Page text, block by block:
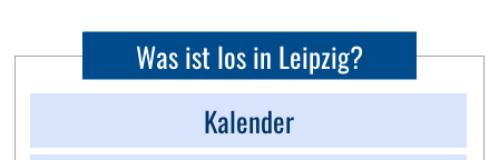
Was ist los in Leipzig?
Kalender